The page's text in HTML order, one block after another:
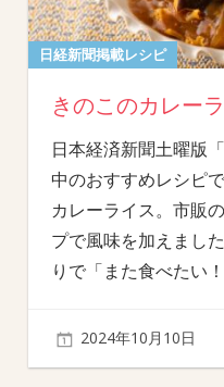
日経新聞掲載レシピ
きのこのカレー
日本経済新聞土曜版
中のおすすめレシピ
カレーライス。市販
プで風味を加えまし
りで「また食べたい
2024年10月10日